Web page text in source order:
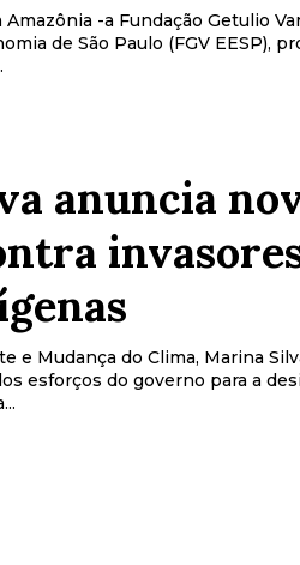
-a Fundação Getulio
de São Paulo (FGV EESP),
anuncia
e Mudança do Clima, Marina
esforços do governo para a